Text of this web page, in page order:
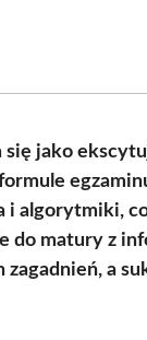
jako
i algorytmiki,
do matury z
a